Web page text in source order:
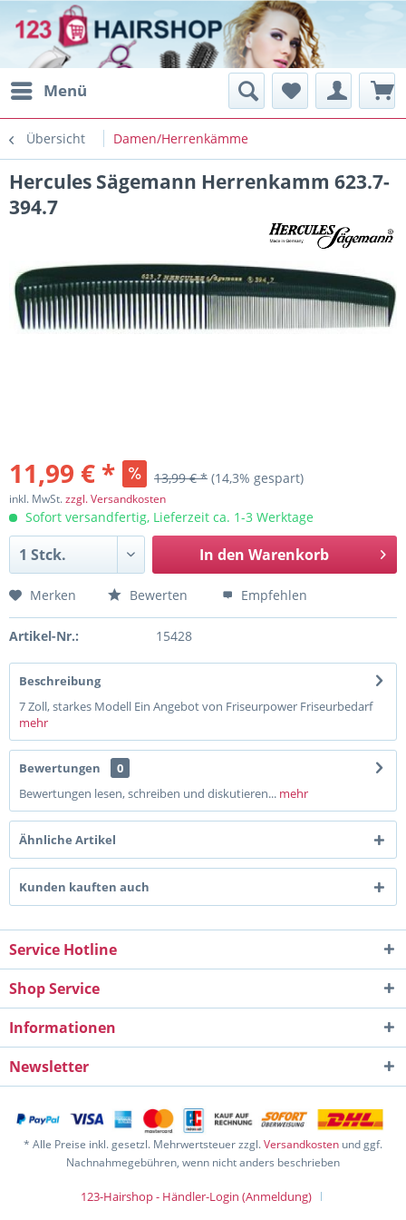
Menü
Übersicht Damen/Herrenkämme
Hercules Sägemann Herrenkamm 623.7-
394.7
11,99 € * 13,99 € * (14,3% gespart)
inkl. MwSt.zzgl. Versandkosten
Sofort versandfertig, Lieferzeit ca. 1-3 Werktage
In den Warenkorb
Merken Bewerten Empfehlen
Artikel-Nr.: 15428
Beschreibung
7 Zoll, starkes Modell Ein Angebot von Friseurpower Friseurbedarf
mehr
Bewertungen
0
Bewertungen lesen, schreiben und diskutieren... mehr
Ähnliche Artikel
Kunden kauften auch
Service Hotline
Shop Service
Informationen
Newsletter
* Alle Preise inkl. gesetzl. Mehrwertsteuer zzgl.Versandkosten und ggf.
Nachnahmegebühren, wenn nicht anders beschrieben
123-Hairshop - Händler-Login (Anmeldung)